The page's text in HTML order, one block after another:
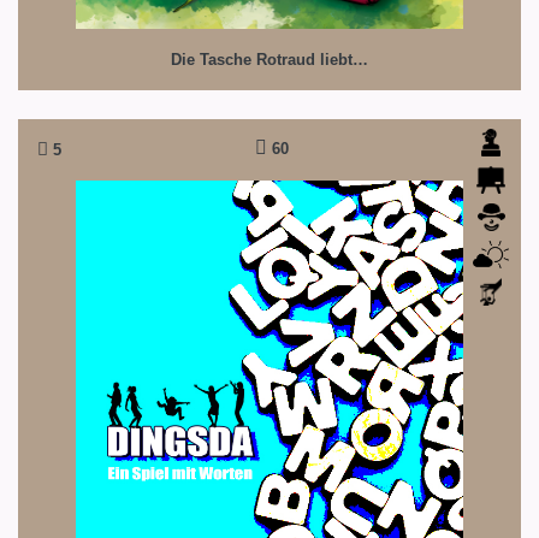
Die Tasche Rotraud liebt…
5 60
Dingsda
Ein Spiel mit Worten.